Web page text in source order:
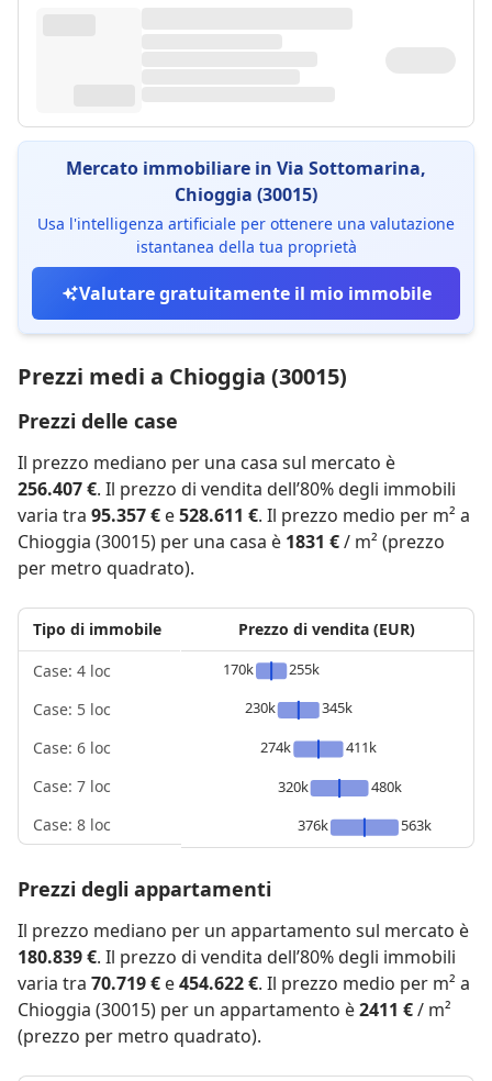
Mercato immobiliare in Via Sottomarina,
Chioggia (30015)
Usa l'intelligenza artificiale per ottenere una valutazione
istantanea della tua proprietà
Valutare gratuitamente il mio immobile
Prezzi medi a Chioggia (30015)
Prezzi delle case
Il prezzo mediano per una casa sul mercato è
256.407 €. Il prezzo di vendita dell’80% degli immobili
varia tra 95.357 € e528.611 €. Il prezzo medio per m² a
Chioggia (30015) per una casa è 1831 €/ m² (prezzo
per metro quadrato).
Tipo di immobile
Case: 4 loc
Case: 5 loc
Case: 6 loc
Case: 7 loc
Case: 8 loc
Prezzo di vendita (EUR)
170k
255k
230k
345k
274k
411k
320k
480k
376k
563k
Prezzi degli appartamenti
Il prezzo mediano per un appartamento sul mercato è
180.839 €. Il prezzo di vendita dell’80% degli immobili
varia tra 70.719 € e454.622 €. Il prezzo medio per m² a
Chioggia (30015) per un appartamento è2411 €/ m²
(prezzo per metro quadrato).